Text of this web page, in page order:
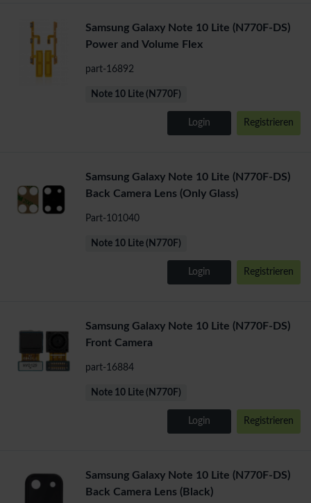
Samsung Galaxy Note 10 Lite (N770F-DS)
Power and Volume Flex
part-16892
Note 10 Lite (N770F)
Login Registrieren
Samsung Galaxy Note 10 Lite (N770F-DS)
Back Camera Lens (Only Glass)
Part-101040
Note 10 Lite (N770F)
Login Registrieren
Samsung Galaxy Note 10 Lite (N770F-DS)
Front Camera
part-16884
Note 10 Lite (N770F)
Login Registrieren
Samsung Galaxy Note 10 Lite (N770F-DS)
Back Camera Lens (Black)